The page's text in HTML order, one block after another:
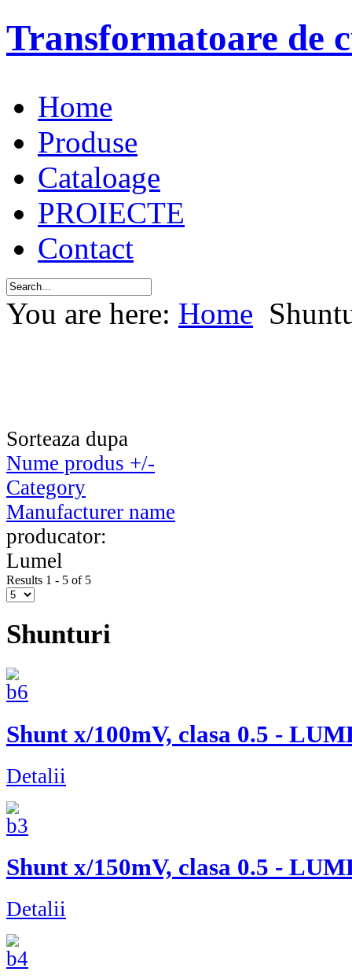
Transformatoare de
Home
Produse
Cataloage
PROIECTE
Contact
You are here: Home
Sorteaza dupa
Nume produs +/-
Category
Manufacturer name
producator:
Lumel
Results 1 - 5 of 5
Shunturi
Shunt x/100mV, clasa 0.5 -
Detalii
Shunt x/150mV, clasa 0.5 -
Detalii